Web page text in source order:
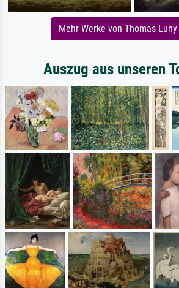
Mehr Werke von Thomas
Auszug aus unseren